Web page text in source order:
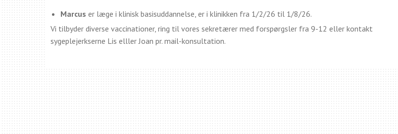
Marcus er læge i klinisk basisuddannelse, er i klinikken fra 1/2/26 til 1/8/26.
Vi tilbyder diverse vaccinationer, ring til vores sekretærer med forspørgsler fra 9-12 eller kontakt
sygeplejerkserne Lis elller Joan pr. mail-konsultation.